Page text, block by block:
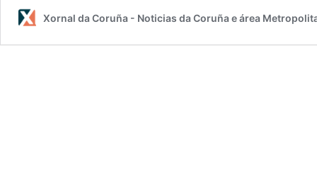
Xornal da Coruña - Noticias da Coruña e área